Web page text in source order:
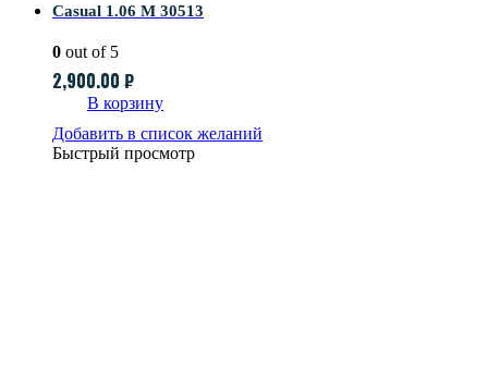
Casual 1.06 M 30513
0 out of 5
2,900.00 ₽
В корзину
Добавить в список желаний
Быстрый просмотр